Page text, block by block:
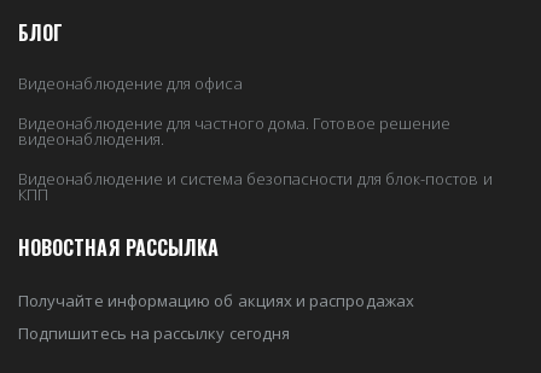
БЛОГ
Видеонаблюдение для офиса
Видеонаблюдение для частного дома. Готовое решение
видеонаблюдения.
Видеонаблюдение и система безопасности для блок-постов и
КПП
НОВОСТНАЯ РАССЫЛКА
Получайте информацию об акциях и распродажах
Подпишитесь на рассылку сегодня